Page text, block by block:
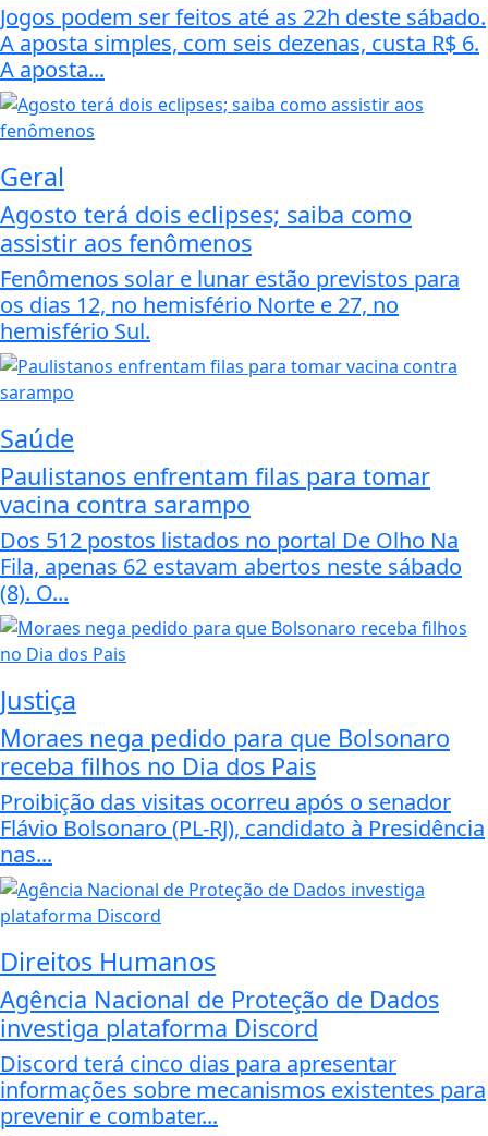
Jogos podem ser feitos até as 22h deste sábado.
A aposta simples, com seis dezenas, custa R$ 6.
A aposta...
Geral
Agosto terá dois eclipses; saiba como
assistir aos fenômenos
Fenômenos solar e lunar estão previstos para
os dias 12, no hemisfério Norte e 27, no
hemisfério Sul.
Saúde
Paulistanos enfrentam filas para tomar
vacina contra sarampo
Dos 512 postos listados no portal De Olho Na
Fila, apenas 62 estavam abertos neste sábado
(8). O...
Justiça
Moraes nega pedido para que Bolsonaro
receba filhos no Dia dos Pais
Proibição das visitas ocorreu após o senador
Flávio Bolsonaro (PL-RJ), candidato à Presidência
nas...
Direitos Humanos
Agência Nacional de Proteção de Dados
investiga plataforma Discord
Discord terá cinco dias para apresentar
informações sobre mecanismos existentes para
prevenir e combater...